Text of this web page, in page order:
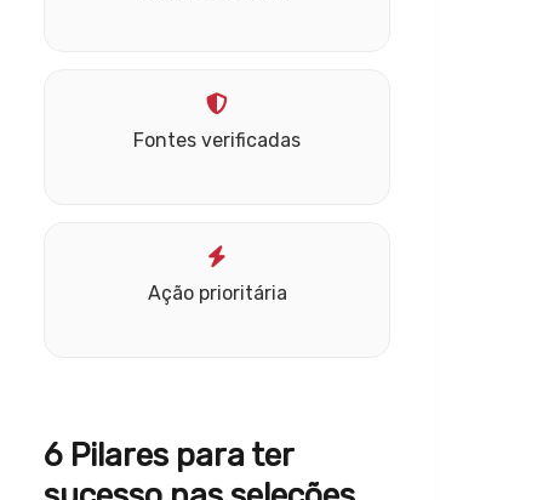
Fontes verificadas
Ação prioritária
6 Pilares para ter